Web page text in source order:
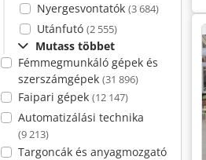
Nyergesvontatók (3 684)
Utánfutó (2 555)
Mutass többet
Fémmegmunkáló gépek és
szerszámgépek (31 896)
Faipari gépek (12 147)
Automatizálási technika
(9 213)
Targoncák és anyagmozgató